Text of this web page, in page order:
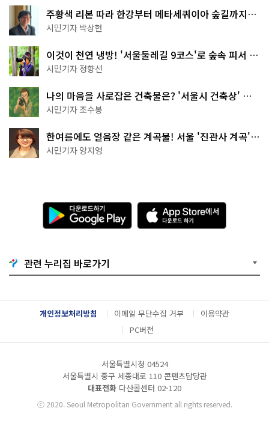
주황색 리본 따라 한강부터 메타세쿼이아 숲길까지…
서울둘레길 15코스
시민기자 박상현
이것이 천연 냉방! '서울둘레길 9코스'로 숲속 피서 떠
나볼까
시민기자 정향선
나의 마음을 사로잡은 건축물은? '서울시 건축상' 수
상작 공개!
시민기자 조수봉
한여름에도 얼음장 같은 계곡물! 서울 '진관사 계곡'이
천국이네~
시민기자 양지영
다
운
로
기
G
o
g
l
e
A
p
p
e
서
다
운
관련 누리집 바로가기
개인정보처리방침 이메일 무단수집 거부
이용약관
PC버전
서울특별시청 04524
서울특별시 중구 세종대로 110 콘텐츠담당관
대표전화 다산콜센터 02-120
ⓒ2020. Seoul Metropolitan Government all rights reserved.